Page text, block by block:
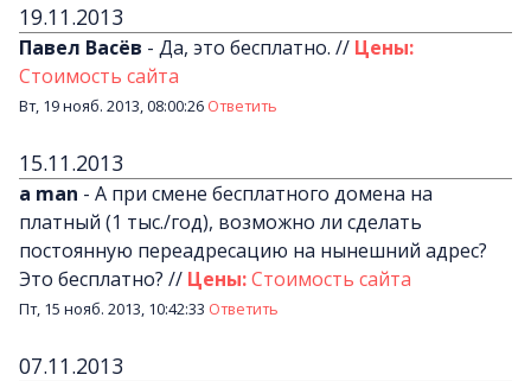
Word-
19.11.2013
Павел Васёв - Да, это бесплатно. // Цены:
Стоимость сайта
Вт, 19 нояб. 2013, 08:00:26 Ответить
15.11.2013
a man - А при смене бесплатного домена на
платный (1 тыс./год), возможно ли сделать
постоянную переадресацию на нынешний адрес?
Это бесплатно? // Цены:Стоимость сайта
Пт, 15 нояб. 2013, 10:42:33 Ответить
07.11.2013